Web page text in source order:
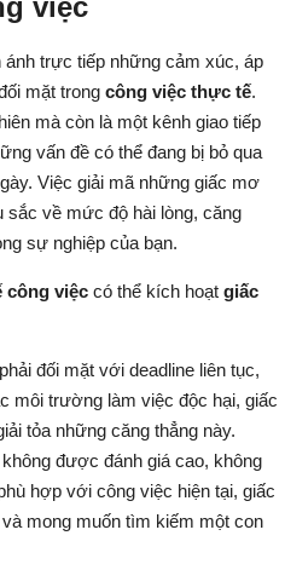
việc
trực tiếp những cảm xúc, áp
mặt trong công việc thực tế.
mà còn là một kênh giao tiếp
vấn đề có thể đang bị bỏ qua
Việc giải mã những giấc mơ
sắc về mức độ hài lòng, căng
sự nghiệp của bạn.
công việc có thể kích hoạt giấc
đối mặt với deadline liên tục,
môi trường làm việc độc hại, giấc
tỏa những căng thẳng này.
được đánh giá cao, không
hợp với công việc hiện tại, giấc
mong muốn tìm kiếm một con